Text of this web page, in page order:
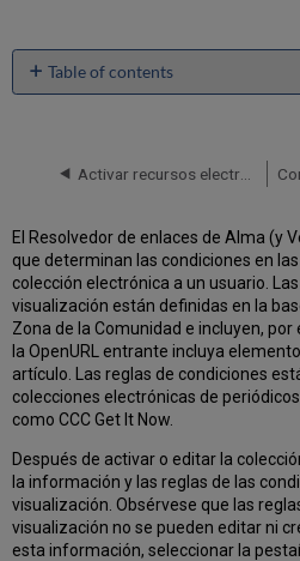
Table of contents
No
El Resolvedor de enlaces de Alma (y
que determinan las condiciones en
colección electrónica a un usuario.
visualización están definidas en la
Zona de la Comunidad e incluyen,
la OpenURL entrante incluya
artículo. Las reglas de condiciones
colecciones electrónicas de
como CCC Get It Now.
Después de activar o editar la
la información y las reglas de las
visualización. Obsérvese que las
visualización no se pueden editar ni
esta información, seleccionar la